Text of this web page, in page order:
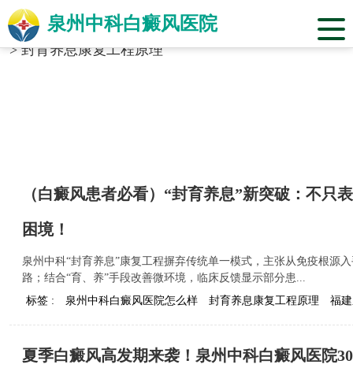
泉州中科白癜风医院
当前位置：福建省泉州市中科白癜风医院
标签合辑
>封育养息康复工程原理
（白癜风患者必看）“封育养息”新突破：不只
困境！
泉州中科“封育养息”康复工程摒弃传统单一模式，主张从免疫根源
路；结合“育、养”手段改善微环境，临床反馈显示部分患...
标签 :
泉州中科白癜风医院怎么样 封育养息康复工程原理 福
夏季白癜风高发期来袭！泉州中科白癜风医院